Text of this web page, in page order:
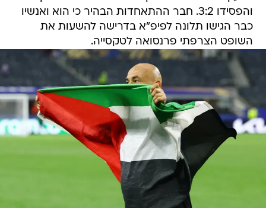
והפסידו 3:2. חבר ההתאחדות הבהיר כי הוא ואנשיו
כבר הגישו תלונה לפיפ"א בדרישה להשעות את
השופט הצרפתי פרנסואה לטקסייה.